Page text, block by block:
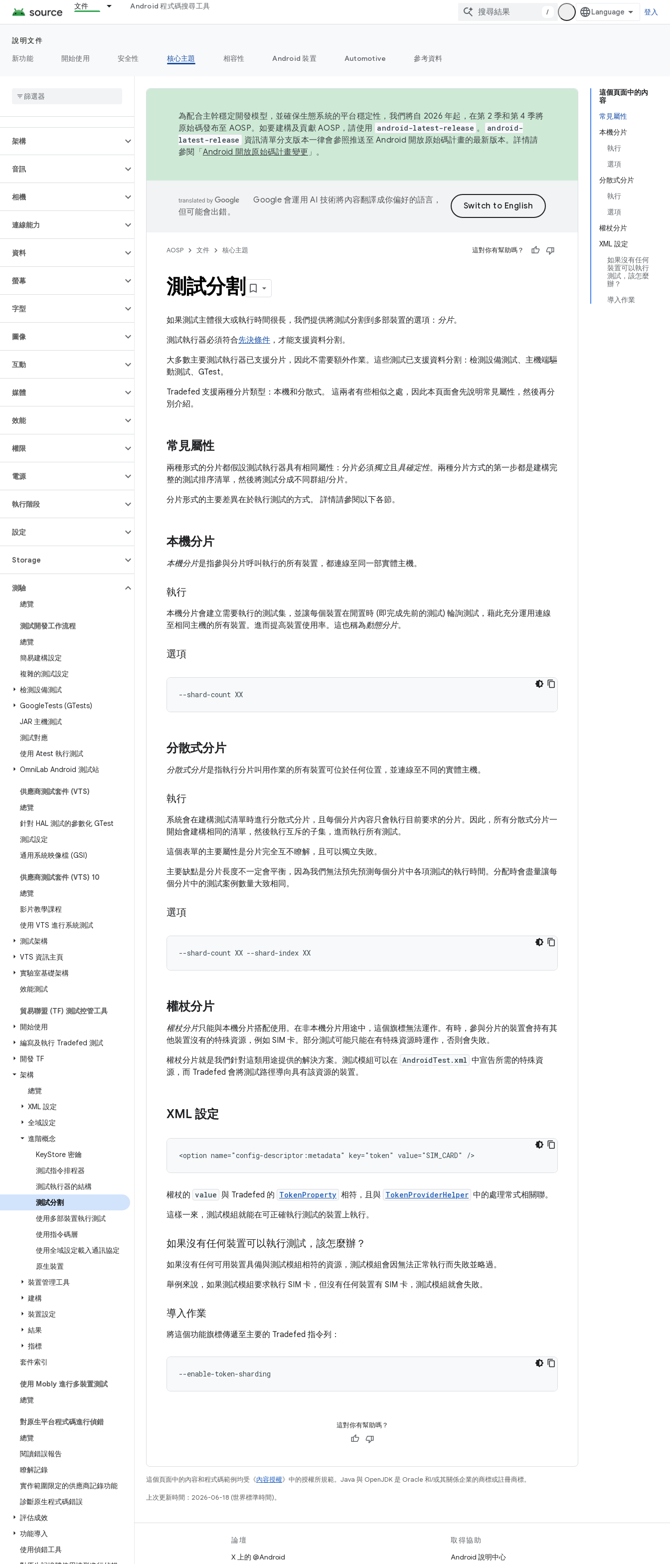
文件 Android 程式碼搜尋工具
/ 登入
說明文件
新功能
開始使用 安全性 核心主題 相容性 Android 裝置 Automotive 參考資料
架構
音訊
相機
連線能力
資料
螢幕
字型
圖像
互動
媒體
效能
權限
電源
執行階段
設定
Storage
測驗
總覽
測試開發工作流程
總覽
簡易建構設定
複雜的測試設定
檢測設備測試
GoogleTests (GTests)
JAR 主機測試
測試對應
使用 Atest 執行測試
OmniLab Android 測試站
供應商測試套件 (VTS)
總覽
針對 HAL 測試的參數化 GTest
測試設定
通用系統映像檔 (GSI)
供應商測試套件 (VTS) 10
總覽
影片教學課程
使用 VTS 進行系統測試
測試架構
VTS 資訊主頁
實驗室基礎架構
效能測試
貿易聯盟 (TF) 測試控管工具
開始使用
編寫及執行 Tradefed 測試
開發 TF
架構
總覽
XML 設定
全域設定
進階概念
KeyStore 密鑰
測試指令排程器
測試執行器的結構
測試分割
使用多部裝置執行測試
使用指令碼層
使用全域設定載入通訊協定
原生裝置
裝置管理工具
建構
裝置設定
結果
指標
套件索引
使用 Mobly 進行多裝置測試
總覽
對原生平台程式碼進行偵錯
總覽
閱讀錯誤報告
瞭解記錄
實作範圍限定的供應商記錄功能
診斷原生程式碼錯誤
評估成效
功能導入
使用偵錯工具
這個頁面中的內
容
常見屬性
本機分片
執行
選項
分散式分片
執行
選項
權杖分片
XML 設定
如果沒有任何
裝置可以執行
測試，該怎麼
辦？
導入作業
為配合主幹穩定開發模型，並確保生態系統的平台穩定性，我們將自 2026 年起，在第 2 季和第 4 季將
原始碼發布至 AOSP。如要建構及貢獻 AOSP，請使用 android-latest-release 。
android-
latest-release
資訊清單分支版本一律會參照推送至 Android 開放原始碼計畫的最新版本。詳情請
參閱「 Android 開放原始碼計畫變更 」。
Google 會運用 AI 技術將內容翻譯成你偏好的語言，
但可能會出錯。
AOSP 文件 核心主題 這對你有幫助嗎？
測試分割
如果測試主體很大或執行時間很長，我們提供將測試分割到多部裝置的選項： 分片。
測試執行器必須符合先決條件 ，才能支援資料分割。
大多數主要測試執行器已支援分片，因此不需要額外作業。這些測試已支援資料分割：檢測設備測試、主機端驅
動測試、GTest。
Tradefed 支援兩種分片類型：本機和分散式。 這兩者有些相似之處，因此本頁面會先說明常見屬性，然後再分
別介紹。
常見屬性
兩種形式的分片都假設測試執行器具有相同屬性：分片必須獨立且具確定性。兩種分片方式的第一步都是建構完
整的測試排序清單，然後將測試分成不同群組/分片。
分片形式的主要差異在於執行測試的方式。 詳情請參閱以下各節。
本機分片
本機分片是指參與分片呼叫執行的所有裝置，都連線至同一部實體主機。
執行
本機分片會建立需要執行的測試集，並讓每個裝置在閒置時 (即完成先前的測試) 輪詢測試，藉此充分運用連線
至相同主機的所有裝置。進而提高裝置使用率。這也稱為動態分片。
選項
--shard-count
分散式分片
分散式分片是指執行分片叫用作業的所有裝置可位於任何位置，並連線至不同的實體主機。
執行
系統會在建構測試清單時進行分散式分片，且每個分片內容只會執行目前要求的分片。因此，所有分散式分片一
開始會建構相同的清單，然後執行互斥的子集，進而執行所有測試。
這個表單的主要屬性是分片完全互不瞭解，且可以獨立失敗。
主要缺點是分片長度不一定會平衡，因為我們無法預先預測每個分片中各項測試的執行時間。分配時會盡量讓每
個分片中的測試案例數量大致相同。
選項
--shard-count XX --shard-index
權杖分片
權杖分片只能與本機分片搭配使用。在非本機分片用途中，這個旗標無法運作。有時，參與分片的裝置會持有其
他裝置沒有的特殊資源，例如 SIM 卡。部分測試可能只能在有特殊資源時運作，否則會失敗。
權杖分片就是我們針對這類用途提供的解決方案。測試模組可以在 AndroidTest.xml 中宣告所需的特殊資
源，而 Tradefed 會將測試路徑導向具有該資源的裝置。
XML 設定
<option name="config-descriptor:metadata" key="token" value="SIM_CARD"
權杖的 value 與 Tradefed 的 TokenProperty 相符，且與 TokenProviderHelper 中的處理常式相關聯。
這樣一來，測試模組就能在可正確執行測試的裝置上執行。
如果沒有任何裝置可以執行測試，該怎麼辦？
如果沒有任何可用裝置具備與測試模組相符的資源，測試模組會因無法正常執行而失敗並略過。
舉例來說，如果測試模組要求執行 SIM 卡，但沒有任何裝置有 SIM 卡，測試模組就會失敗。
導入作業
將這個功能旗標傳遞至主要的 Tradefed 指令列：
這對你有幫助嗎？
這個頁面中的內容和程式碼範例均受《內容授權》中的授權所規範。Java 與 OpenJDK 是 Oracle 和/或其關係企業的商標或註冊商標。
上次更新時間：2026-06-18 (世界標準時間)。
版本
論壇
X 上的 @Android
取得協助
Android 說明中心